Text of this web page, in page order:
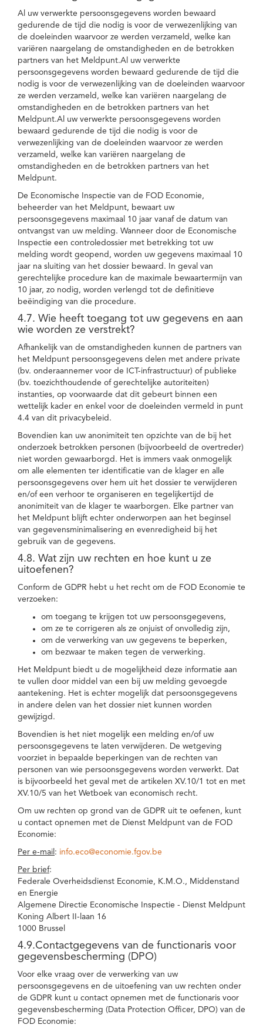
Al uw verwerkte persoonsgegevens worden bewaard
gedurende de tijd die nodig is voor de verwezenlijking van
de doeleinden waarvoor ze werden verzameld, welke kan
variëren naargelang de omstandigheden en de betrokken
partners van het Meldpunt.Al uw verwerkte
persoonsgegevens worden bewaard gedurende de tijd die
nodig is voor de verwezenlijking van de doeleinden waarvoor
ze werden verzameld, welke kan variëren naargelang de
omstandigheden en de betrokken partners van het
Meldpunt.Al uw verwerkte persoonsgegevens worden
bewaard gedurende de tijd die nodig is voor de
verwezenlijking van de doeleinden waarvoor ze werden
verzameld, welke kan variëren naargelang de
omstandigheden en de betrokken partners van het
Meldpunt.
De Economische Inspectie van de FOD Economie,
beheerder van het Meldpunt, bewaart uw
persoonsgegevens maximaal 10 jaar vanaf de datum van
ontvangst van uw melding. Wanneer door de Economische
Inspectie een controledossier met betrekking tot uw
melding wordt geopend, worden uw gegevens maximaal 10
jaar na sluiting van het dossier bewaard. In geval van
gerechtelijke procedure kan de maximale bewaartermijn van
10 jaar, zo nodig, worden verlengd tot de definitieve
beëindiging van die procedure.
4.7. Wie heeft toegang tot uw gegevens en aan
wie worden ze verstrekt?
Afhankelijk van de omstandigheden kunnen de partners van
het Meldpunt persoonsgegevens delen met andere private
(bv. onderaannemer voor de ICT-infrastructuur) of publieke
(bv. toezichthoudende of gerechtelijke autoriteiten)
instanties, op voorwaarde dat dit gebeurt binnen een
wettelijk kader en enkel voor de doeleinden vermeld in punt
4.4 van dit privacybeleid.
Bovendien kan uw anonimiteit ten opzichte van de bij het
onderzoek betrokken personen (bijvoorbeeld de overtreder)
niet worden gewaarborgd. Het is immers vaak onmogelijk
om alle elementen ter identificatie van de klager en alle
persoonsgegevens over hem uit het dossier te verwijderen
en/of een verhoor te organiseren en tegelijkertijd de
anonimiteit van de klager te waarborgen. Elke partner van
het Meldpunt blijft echter onderworpen aan het beginsel
van gegevensminimalisering en evenredigheid bij het
gebruik van de gegevens.
4.8. Wat zijn uw rechten en hoe kunt u ze
uitoefenen?
Conform de GDPR hebt u het recht om de FOD Economie te
verzoeken:
om toegang te krijgen tot uw persoonsgegevens,
om ze te corrigeren als ze onjuist of onvolledig zijn,
om de verwerking van uw gegevens te beperken,
om bezwaar te maken tegen de verwerking.
Het Meldpunt biedt u de mogelijkheid deze informatie aan
te vullen door middel van een bij uw melding gevoegde
aantekening. Het is echter mogelijk dat persoonsgegevens
in andere delen van het dossier niet kunnen worden
gewijzigd.
Bovendien is het niet mogelijk een melding en/of uw
persoonsgegevens te laten verwijderen. De wetgeving
voorziet in bepaalde beperkingen van de rechten van
personen van wie persoonsgegevens worden verwerkt. Dat
is bijvoorbeeld het geval met de artikelen XV.10/1 tot en met
XV.10/5 van het Wetboek van economisch recht.
Om uw rechten op grond van de GDPR uit te oefenen, kunt
u contact opnemen met de Dienst Meldpunt van de FOD
Economie:
Per e-mail : info.eco@economie.fgov.be
Per brief:
Federale Overheidsdienst Economie, K.M.O., Middenstand
en Energie
Algemene Directie Economische Inspectie - Dienst Meldpunt
Koning Albert II-laan 16
1000 Brussel
4.9.Contactgegevens van de functionaris voor
gegevensbescherming (DPO)
Voor elke vraag over de verwerking van uw
persoonsgegevens en de uitoefening van uw rechten onder
de GDPR kunt u contact opnemen met de functionaris voor
gegevensbescherming (Data Protection Officer, DPO) van de
FOD Economie: